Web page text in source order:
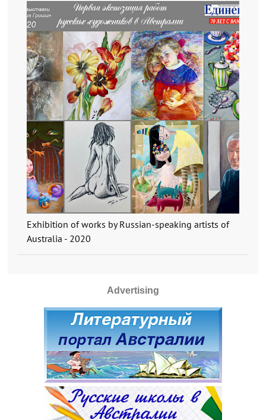
Exhibition of works by Russian-speaking artists of
Australia - 2020
Advertising